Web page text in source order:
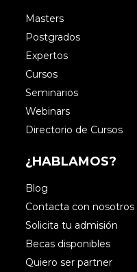
Masters
Postgrados
Expertos
Cursos
Seminarios
Webinars
Directorio de Cursos
¿HABLAMOS?
Blog
Contacta con nosotros
Solicita tu admisión
Becas disponibles
Quiero ser partner